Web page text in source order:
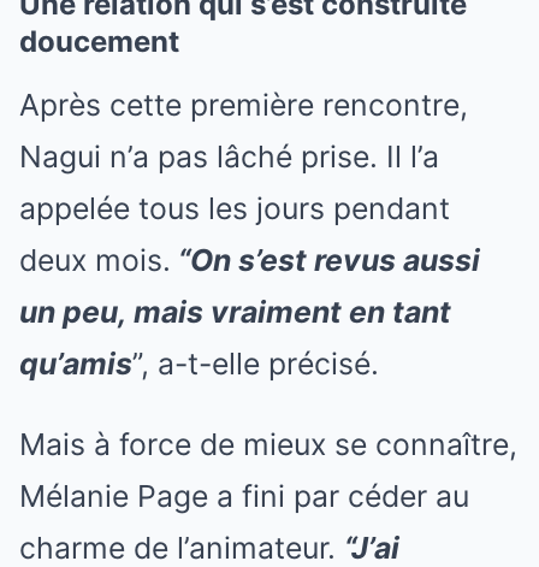
doucement
Après cette première rencontre,
Nagui n’a pas lâché prise. Il l’a
appelée tous les jours pendant
deux mois. “On s’est revus aussi
un peu, mais vraiment en tant
qu’amis”, a-t-elle précisé.
Mais à force de mieux se connaître,
Mélanie Page a fini par céder au
charme de l’animateur. “J’ai